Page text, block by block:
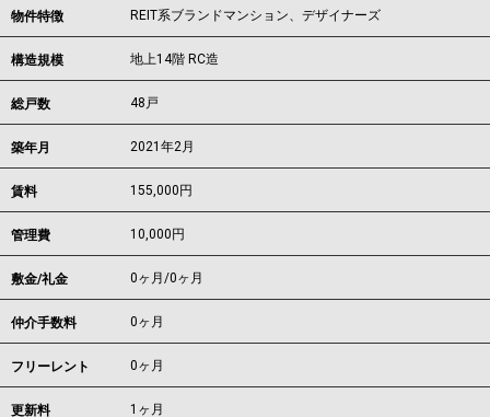
物件特徴 REIT系ブランドマンション、デザイナーズ
構造規模 地上14階 RC造
総戸数 48戸
築年月 2021年2月
賃料 155,000 円
管理費 10,000円
敷金/礼金 0ヶ月/0ヶ月
仲介手数料 0ヶ月
フリーレント 0ヶ月
更新料 1ヶ月